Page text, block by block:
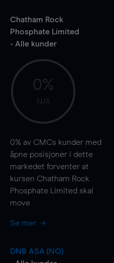
Chatham Rock
Phosphate Limited
- Alle kunder
0%
N/A
0% av CMCs kunder med
åpne posisjoner i dette
markedet forventer at
kursen Chatham Rock
Phosphate Limited skal
move
Se mer
DNB ASA (NO)